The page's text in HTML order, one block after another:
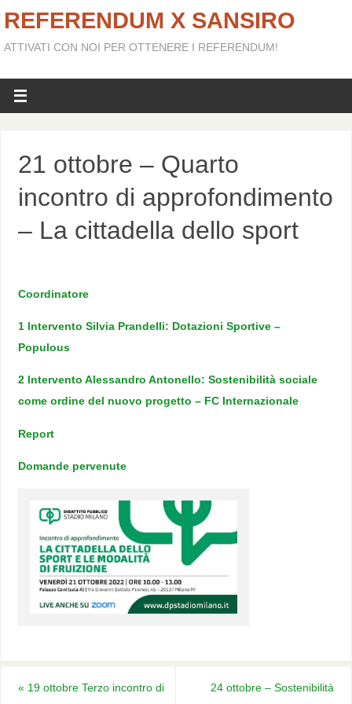
REFERENDUM X SANSIRO
ATTIVATI CON NOI PER OTTENERE I REFERENDUM!
21 ottobre – Quarto
incontro di approfondimento
– La cittadella dello sport
Coordinatore
1 Intervento Silvia Prandelli: Dotazioni Sportive –
Populous
2 Intervento Alessandro Antonello: Sostenibilità sociale
come ordine del nuovo progetto – FC Internazionale
Report
Domande pervenute
« 19 ottobre Terzo incontro di
24 ottobre – Sostenibilità